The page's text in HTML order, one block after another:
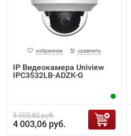
избранное сравнить
IP Видеокамера Uniview
IPC3532LB-ADZK-G
5 003,82 руб.
4 003,06 руб.